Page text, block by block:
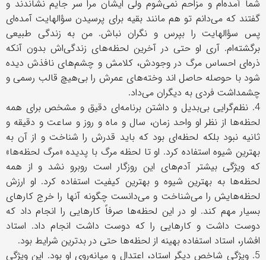
شما آمده‌ام و مزاحم نمی‌شوم ولی ایشان مرا سر جایم نشاندند و
گفتند که می‌دانم تو هم مانند بقیه برای پرسیدن سؤالهایت آمده‌ای
پس سؤالهایت را بپرس و نگران نباش. من به زندگی طبیعی
برگشته‌ام. آری او حتی در آخرین لحظه‌های زندگی‌اش بدون آنکه
ذره‌ای احساس مرگ در وجودش، کلامش و چشم‌های نافذش دیده
شود با حوصله حاصل اند وخته‌های عمرش را بی‌هیچ قالب رسمی و
چشمداشت فردی به دیگران می‌داد.
4. نظم‌گرایی بی‌بدیل و داشتن برنامه‌ای دقیق و مشخص برای همه
لحظه‌ها از نظر او واحد زمان، سال و ماه و روز و ساعت و دقیقه و
ثانیه نبود بلکه لحظه‌ای بود که باید قدرش را شناخت و از آن به
بهترین شیوه استفاده کرد. او تا لحظه مرگ با پدیده «مرگ لحظه‌ها»
که ویژگی بیشتر آدم‌های این روزگار است روبرو نشد و از همه
لحظه‌ها به بهترین شیوه و بهترین کیفیت استفاده کرد. او ارزش
لحظه‌هایش را می‌شناخت و می‌دانست چگونه آنها را خرج کارهای
بسیار مهم کند. او در این لحظه‌ها صرفاً کارهایی را انجام داد که
دوست داشت و کارهایی را که دوست داشت انجام داد. استاد
افشار، استاد استفاده بهینه از لحظه‌ها حتی در بدترین شرایط بود.
5. ویژگی شاخص دیگر استاد، اعتدال و میانه‌روی او بود. این ویژگی